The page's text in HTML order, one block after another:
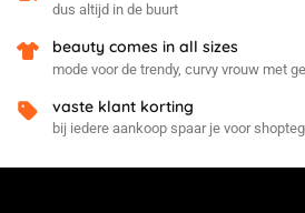
dus altijd in de buurt
beauty comes in all sizes
mode voor de trendy, curvy vrouw met
vaste klant korting
bij iedere aankoop spaar je voor